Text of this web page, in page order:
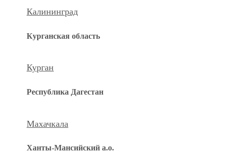
Калининград
Курганская область
Курган
Республика Дагестан
Махачкала
Ханты-Мансийский а.о.